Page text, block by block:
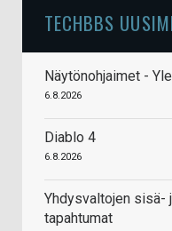
TECHBBS
Näytönohjaimet -
6.8.2026
Diablo 4
6.8.2026
Yhdysvaltojen sisä-
tapahtumat